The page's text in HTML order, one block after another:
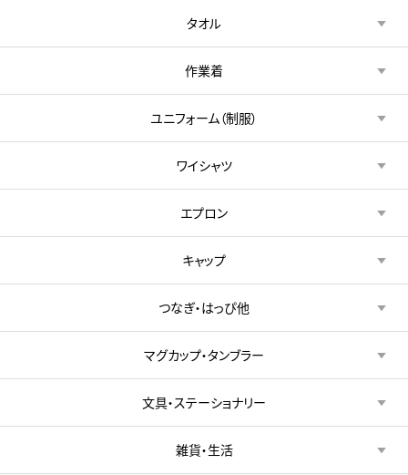
タオル
作業着
ユニフォーム（制服）
ワイシャツ
エプロン
キャップ
つなぎ・はっぴ他
マグカップ・タンブラー
文具・ステーショナリー
雑貨・生活